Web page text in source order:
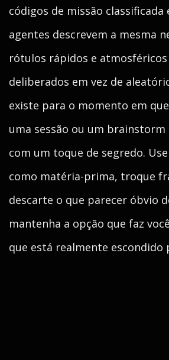
códigos de missão classificada
agentes descrevem a mesma
rótulos rápidos e
deliberados em vez de
existe para o momento em
uma sessão ou um brainstorm
com um toque de segredo.
como matéria-prima, troque
descarte o que parecer óbvio
mantenha a opção que faz
que está realmente escondido